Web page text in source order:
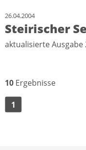
26.04.2004
Steirischer
aktualisierte Ausgabe
10 Ergebnisse
1